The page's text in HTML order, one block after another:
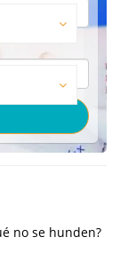
no se hunden?